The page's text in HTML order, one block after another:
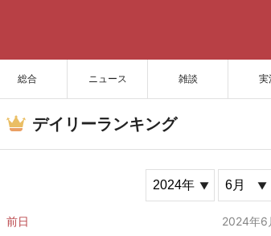
総合 ニュース 雑談 実
サイ
デイリーランキング
前日 2024年6